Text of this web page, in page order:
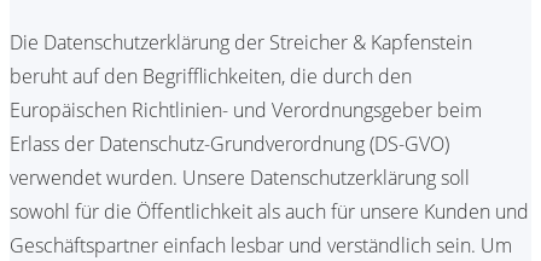
Die Datenschutzerklärung der Streicher & Kapfenstein
beruht auf den Begrifflichkeiten, die durch den
Europäischen Richtlinien- und Verordnungsgeber beim
Erlass der Datenschutz-Grundverordnung (DS-GVO)
verwendet wurden. Unsere Datenschutzerklärung soll
sowohl für die Öffentlichkeit als auch für unsere Kunden und
Geschäftspartner einfach lesbar und verständlich sein. Um